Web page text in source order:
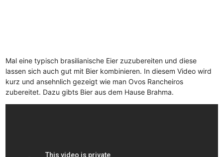
Mal eine typisch brasilianische Eier zuzubereiten und diese
lassen sich auch gut mit Bier kombinieren. In diesem Video wird
kurz und ansehnlich gezeigt wie man Ovos Rancheiros
zubereitet. Dazu gibts Bier aus dem Hause Brahma.